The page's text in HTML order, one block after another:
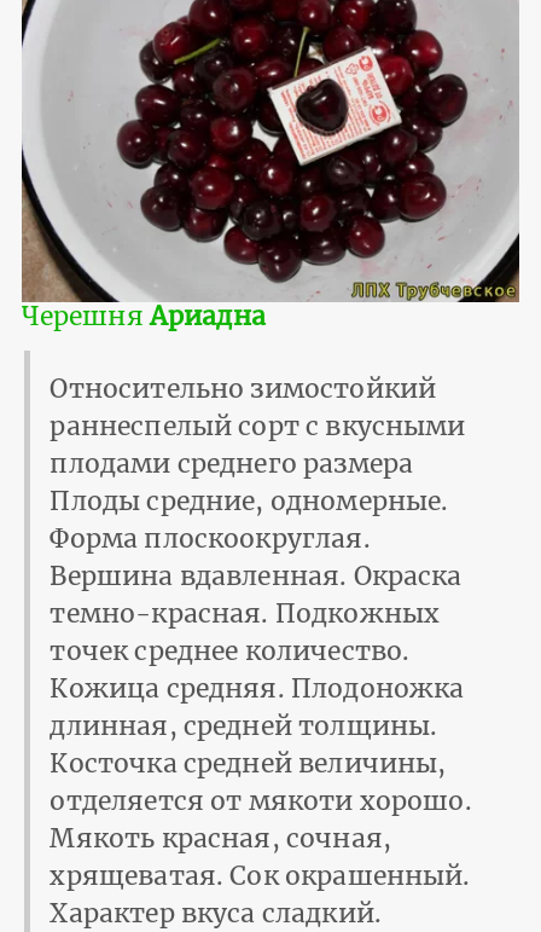
ЧерешняАриадна
Относительно зимостойкий
раннеспелый сорт с вкусными
плодами среднего размера
Плоды средние, одномерные.
Форма плоскоокруглая.
Вершина вдавленная. Окраска
темно-красная. Подкожных
точек среднее количество.
Кожица средняя. Плодоножка
длинная, средней толщины.
Косточка средней величины,
отделяется от мякоти хорошо.
Мякоть красная, сочная,
хрящеватая. Сок окрашенный.
Характер вкуса сладкий.